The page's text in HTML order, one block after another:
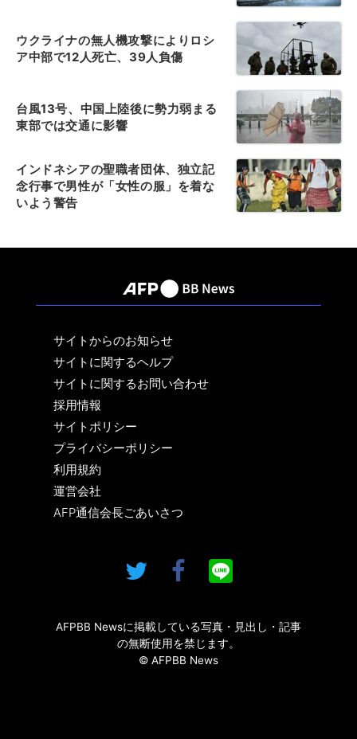
ウクライナの無人機攻撃によりロシ
ア中部で12人死亡、39人負傷
台風13号、中国上陸後に勢力弱まる
東部では交通に影響
インドネシアの聖職者団体、独立記
念行事で男性が「女性の服」を着な
いよう警告
サイトからのお知らせ
サイトに関するヘルプ
サイトに関するお問い合わせ
採用情報
サイトポリシー
プライバシーポリシー
利用規約
運営会社
AFP通信会長ごあいさつ
AFPBB Newsに掲載している写真・見出し・記事
の無断使用を禁じます。
© AFPBB News